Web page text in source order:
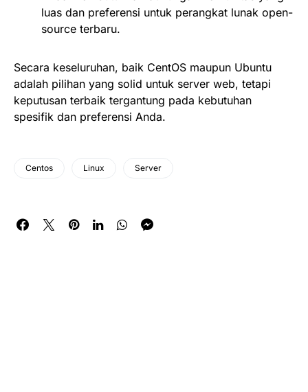
luas dan preferensi untuk perangkat lunak open-
source terbaru.
Secara keseluruhan, baik CentOS maupun Ubuntu
adalah pilihan yang solid untuk server web, tetapi
keputusan terbaik tergantung pada kebutuhan
spesifik dan preferensi Anda.
Centos Linux Server